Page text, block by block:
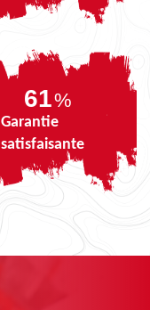
74%
Garantie
satisfaisante